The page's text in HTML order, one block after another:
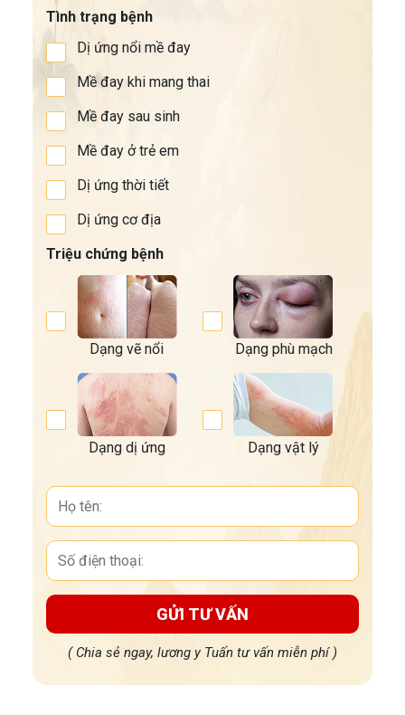
Tình trạng bệnh
Dị ứng nổi mề đay
Mề đay khi mang thai
Mề đay sau sinh
Mề đay ở trẻ em
Dị ứng thời tiết
Dị ứng cơ địa
Triệu chứng bệnh
Dạng vẽ nổi Dạng phù mạch
Dạng dị ứng Dạng vật lý
GỬI TƯ VẤN
( Chia sẻ ngay, lương y Tuấn tư vấn miễn phí )